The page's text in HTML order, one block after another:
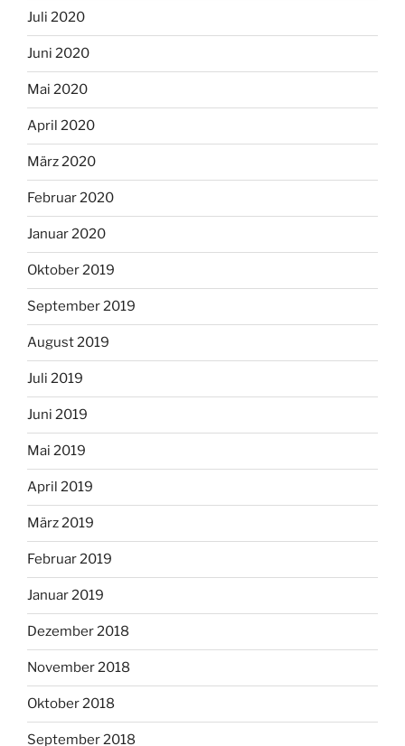
Juli 2020
Juni 2020
Mai 2020
April 2020
März 2020
Februar 2020
Januar 2020
Oktober 2019
September 2019
August 2019
Juli 2019
Juni 2019
Mai 2019
April 2019
März 2019
Februar 2019
Januar 2019
Dezember 2018
November 2018
Oktober 2018
September 2018